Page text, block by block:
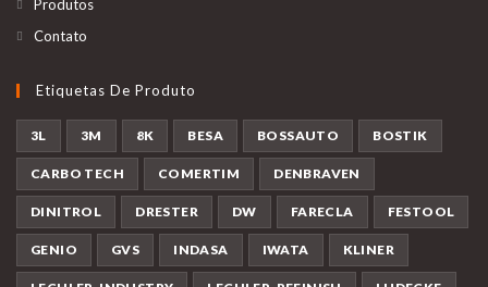
Produtos
Contato
Etiquetas De Produto
3L 3M 8K BESA BOSSAUTO BOSTIK
CARBO TECH COMERTIM DENBRAVEN
DINITROL DRESTER DW FARECLA FESTOOL
GENIO GVS INDASA IWATA KLINER